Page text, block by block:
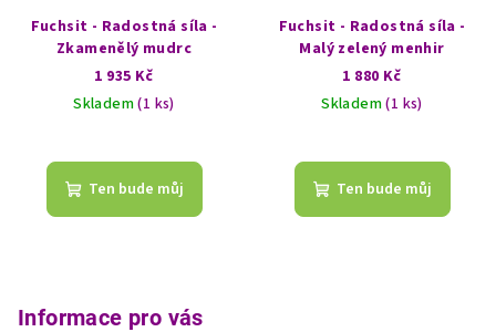
Fuchsit - Radostná síla -
Zkamenělý mudrc
1 935 Kč
Skladem(1 ks)
Ten bude můj
Fuchsit - Radostná síla -
Malý zelený menhir
1 880 Kč
Skladem(1 ks)
Ten bude můj
Informace pro vás